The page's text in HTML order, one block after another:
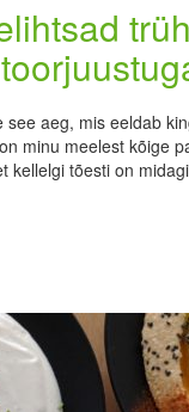
see aeg, mis eeldab
minu meelest kõige
kellelgi tõesti on